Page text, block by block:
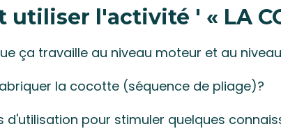
l'activité ' « LA
ça travaille au niveau moteur et au
la cocotte (séquence de pliage)?
d'utilisation pour stimuler quelques